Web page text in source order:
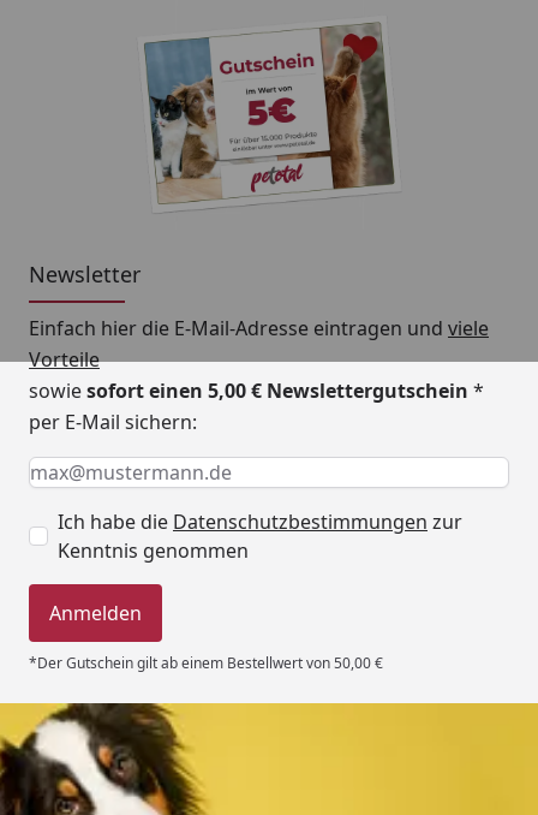
Newsletter
Einfach hier die E-Mail-Adresse eintragen und viele
Vorteile
sowiesofort einen 5,00 € Newslettergutschein *
per E-Mail sichern:
Keine Eingabe erforderlich
Eingabe erforderlich
E-Mail *
Ich habe die Datenschutzbestimmungen zur
Kenntnis genommen
Anmelden
*Der Gutschein gilt ab einem Bestellwert von 50,00 €
Trusted Shops